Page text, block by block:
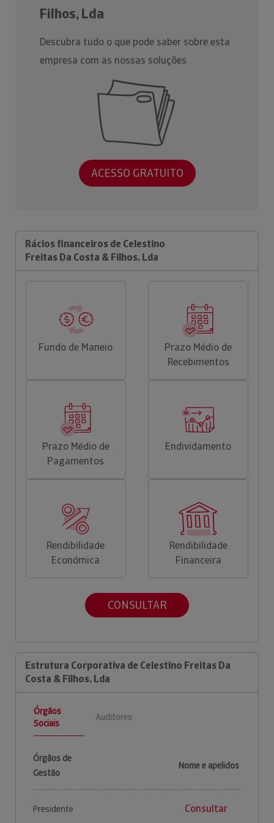
Filhos, Lda
Descubra tudo o que pode saber sobre esta
empresa com as nossas soluções
ACESSO GRATUITO
Rácios financeiros de Celestino
Freitas Da Costa & Filhos, Lda
Fundo de Maneio
Prazo Médio de
Recebimentos
Prazo Médio de
Pagamentos
Endividamento
Rendibilidade
Económica
Rendibilidade
Financeira
CONSULTAR
Estrutura Corporativa de Celestino Freitas Da
Costa & Filhos, Lda
Órgãos
Sociais
Auditores
Órgãos de
Gestão
Nome e apelidos
Presidente Consultar